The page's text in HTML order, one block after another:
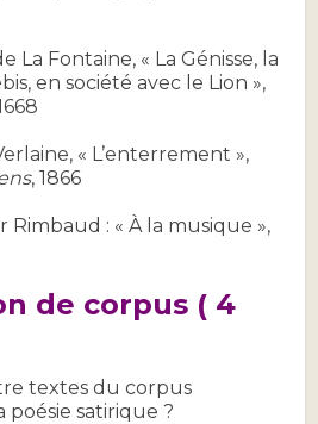
La Fontaine, « La Génisse, la
en société avec le Lion »,
« L’enterrement »,
, 1866
Rimbaud : « À la musique »,
de corpus ( 4
textes du corpus
poésie satirique ?